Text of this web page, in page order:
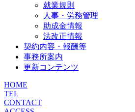
就業規則
人事・労務管理
助成金情報
法改正情報
契約内容・報酬等
事務所案内
更新コンテンツ
HOME
TEL
CONTACT